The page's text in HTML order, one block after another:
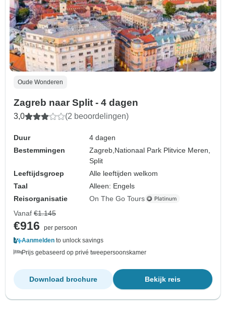
Oude Wonderen
Zagreb naar Split - 4 dagen
3,0 (2 beoordelingen)
Duur
4 dagen
Bestemmingen
Zagreb, Nationaal Park Plitvice Meren,
Split
Leeftijdsgroep
Alle leeftijden welkom
Taal
Alleen: Engels
Reisorganisatie
On The Go Tours
Vanaf €1.145
€916
per persoon
Aanmelden to unlock savings
Prijs gebaseerd op privé tweepersoonskamer
Bekijk reis
Download brochure